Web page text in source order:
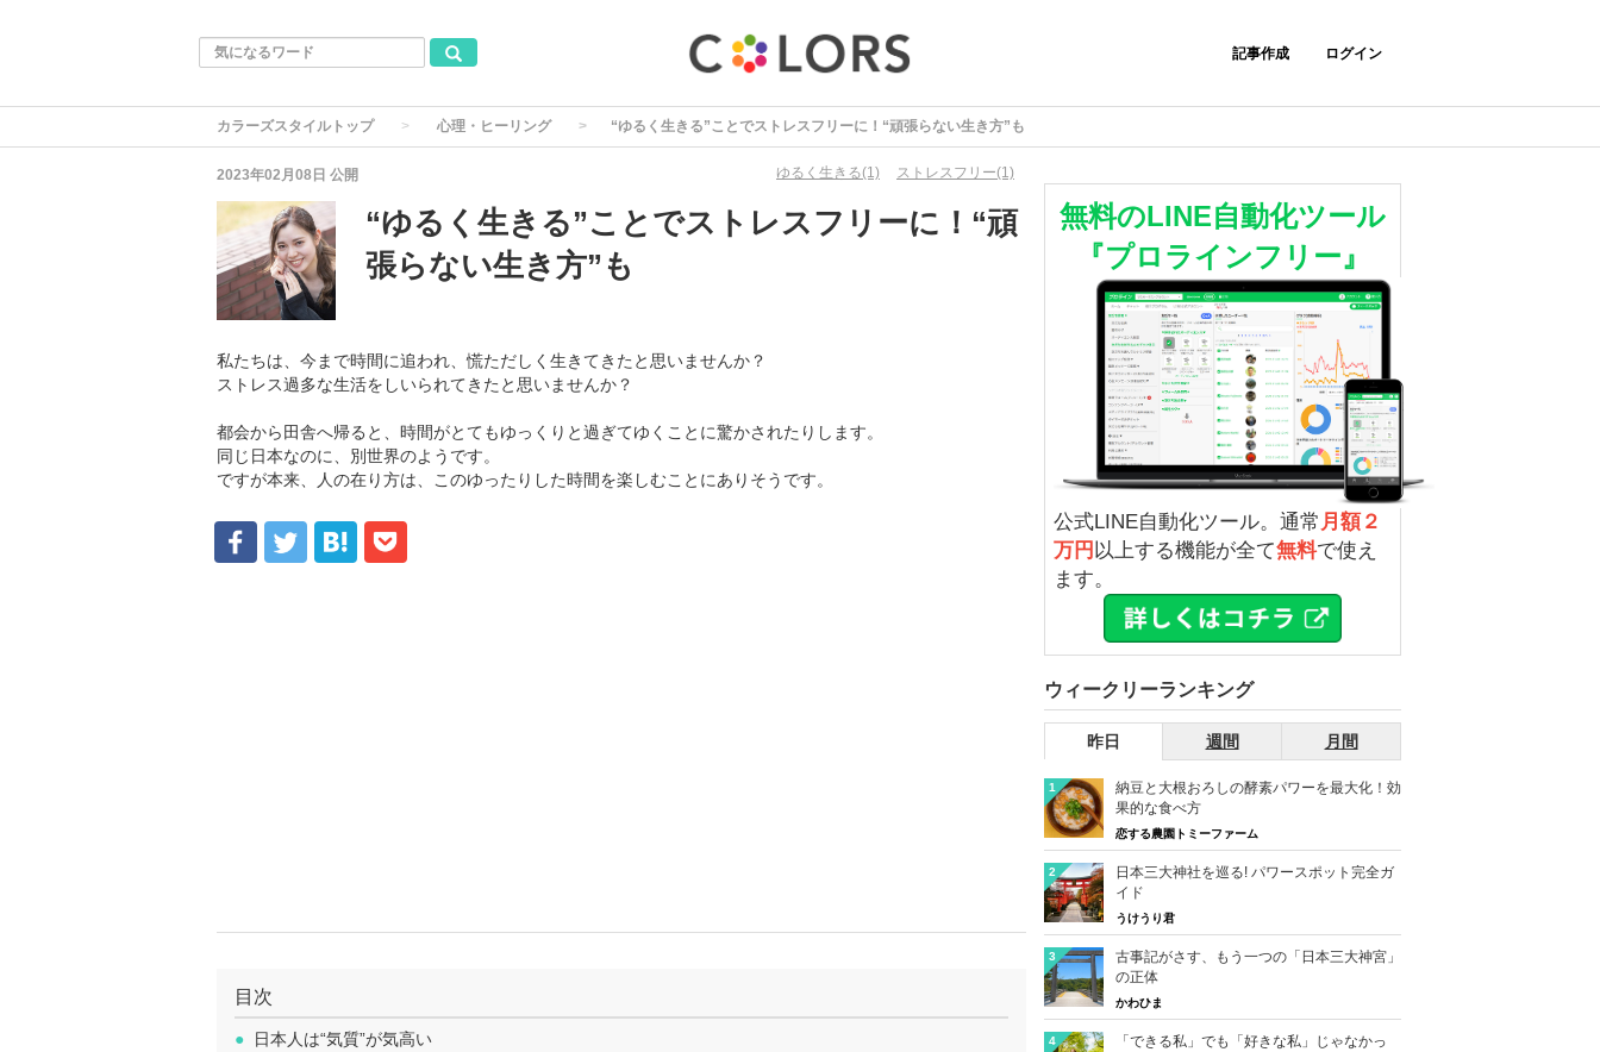
記事作成 ログイン
カラーズスタイルトップ 心理・ヒーリング “ゆるく生きる”ことでストレスフリーに！“頑張らない生き方”も
2023年02月08日 公開 ゆるく生きる(1) ストレスフリー(1)
“ゆるく生きる”ことでストレスフリーに！“頑
張らない生き方”も
私たちは、今まで時間に追われ、慌ただしく生きてきたと思いませんか？
ストレス過多な生活をしいられてきたと思いませんか？
都会から田舎へ帰ると、時間がとてもゆっくりと過ぎてゆくことに驚かされたりします。
同じ日本なのに、別世界のようです。
ですが本来、人の在り方は、このゆったりした時間を楽しむことにありそうです。
目次
●
日本人は“気質”が気高い
無料のLINE自動化ツール
『プロラインフリー』
公式LINE自動化ツール。通常 月額２
万円 以上する機能が全て無料で使え
ます。
ウィークリーランキング
昨日 週間 月間
1
納豆と大根おろしの酵素パワーを最大化！効
果的な食べ方
恋する農園トミーファーム
2
日本三大神社を巡る! パワースポット完全ガ
イド
うけうり君
3
古事記がさす、もう一つの「日本三大神宮」
の正体
かわひま
4
「できる私」でも「好きな私」じゃなかっ